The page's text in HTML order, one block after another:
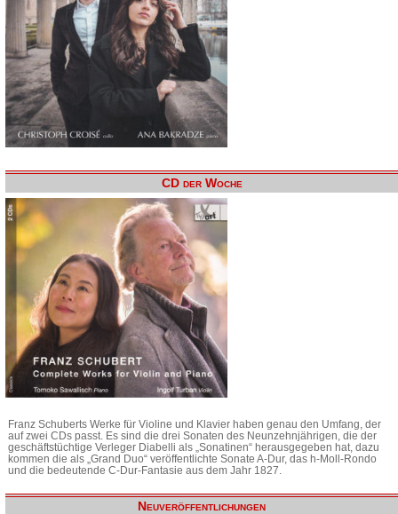
CD der Woche
Franz Schuberts Werke für Violine und Klavier haben genau den Umfang, der
auf zwei CDs passt. Es sind die drei Sonaten des Neunzehnjährigen, die der
geschäftstüchtige Verleger Diabelli als „Sonatinen“ herausgegeben hat, dazu
kommen die als „Grand Duo“ veröffentlichte Sonate A-Dur, das h-Moll-Rondo
und die bedeutende C-Dur-Fantasie aus dem Jahr 1827.
Neuveröffentlichungen